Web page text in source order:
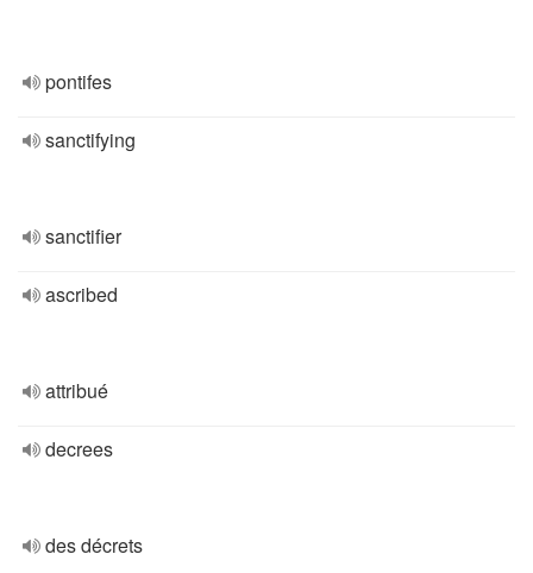
pontifes
sanctifying
sanctifier
ascribed
attribué
decrees
des décrets